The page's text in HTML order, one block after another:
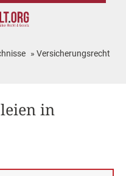
in
» Versicherungsrecht